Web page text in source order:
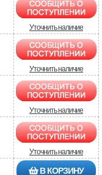
Уточнить наличие
Уточнить наличие
Уточнить наличие
Уточнить наличие
В КОРЗИНУ